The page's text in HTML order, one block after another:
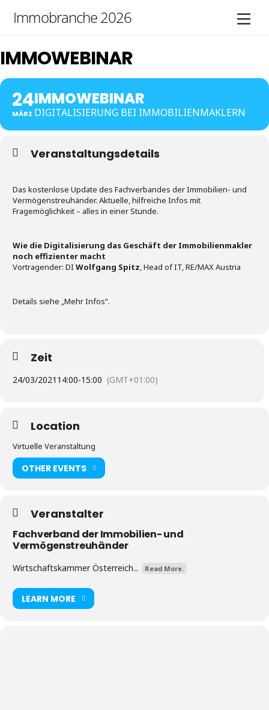
Immobranche 2026
IMMOWEBINAR
24
MÄRZ
IMMOWEBINAR
DIGITALISIERUNG BEI IMMOBILIENMAKLERN
Veranstaltungsdetails
Das kostenlose Update des Fachverbandes der Immobilien- und
Vermögenstreuhänder. Aktuelle, hilfreiche Infos mit
Fragemöglichkeit – alles in einer Stunde.
Wie die Digitalisierung das Geschäft der Immobilienmakler
noch effizienter macht
Vortragender: DI Wolfgang Spitz, Head of IT, RE/MAX Austria
Details siehe „Mehr Infos“.
Zeit
24/03/2021 14:00-15:00 (GMT+01:00)
Location
Virtuelle Veranstaltung
OTHER EVENTS
Veranstalter
Fachverband der Immobilien- und
Vermögenstreuhänder
Wirtschaftskammer Österreich... Read More.
LEARN MORE